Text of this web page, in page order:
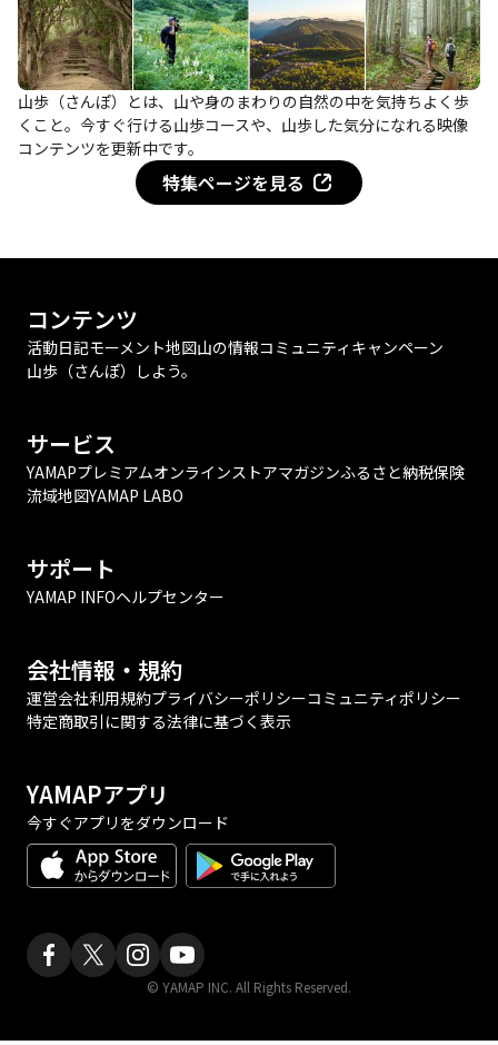
山歩（さんぽ）とは、山や身のまわりの自然の中を気持ちよく歩
くこと。今すぐ行ける山歩コースや、山歩した気分になれる映像
コンテンツを更新中です。
特集ページを見る
コンテンツ
活動日記モーメント地図山の情報コミュニティ キャンペーン
山歩（さんぽ）しよう。
サービス
YAMAPプレミアムオンラインストアマガジンふるさと納税保険
流域地図YAMAP LABO
サポート
YAMAP INFOヘルプセンター
会社情報・規約
運営会社利用規約プライバシーポリシーコミュニティポリシー
特定商取引に関する法律に基づく表示
YAMAPアプリ
今すぐアプリをダウンロード
© YAMAP INC. All Rights Reserved.